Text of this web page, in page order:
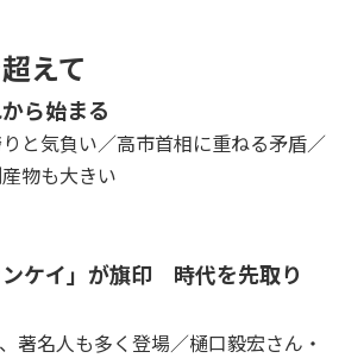
えて
ら始まる
と気負い／高市首相に重ねる矛盾／
物も大きい
ンケイ」が旗印 時代を先取り
著名人も多く登場／樋口毅宏さん・